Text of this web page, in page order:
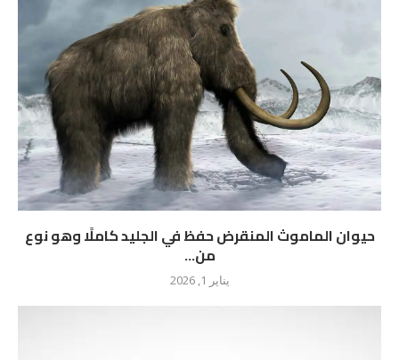
حيوان الماموث المنقرض حفظ في الجليد كاملًا وهو نوع
من...
يناير 1, 2026